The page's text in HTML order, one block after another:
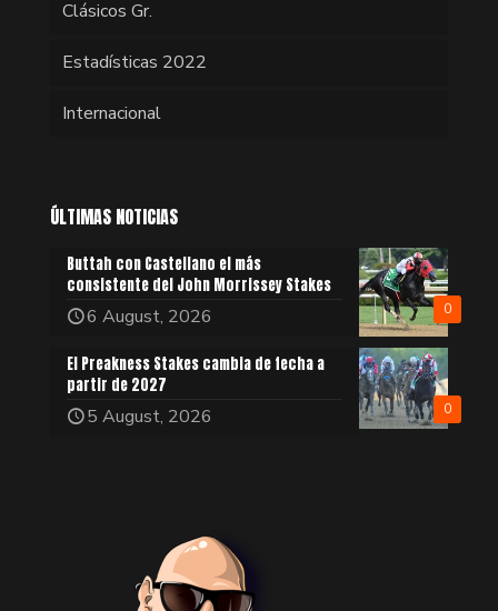
Clásicos Gr.
Estadísticas 2022
Internacional
ÚLTIMAS NOTICIAS
0
Buttah con Castellano el más
consistente del John Morrissey Stakes
6 August, 2026
0
El Preakness Stakes cambia de fecha a
partir de 2027
5 August, 2026